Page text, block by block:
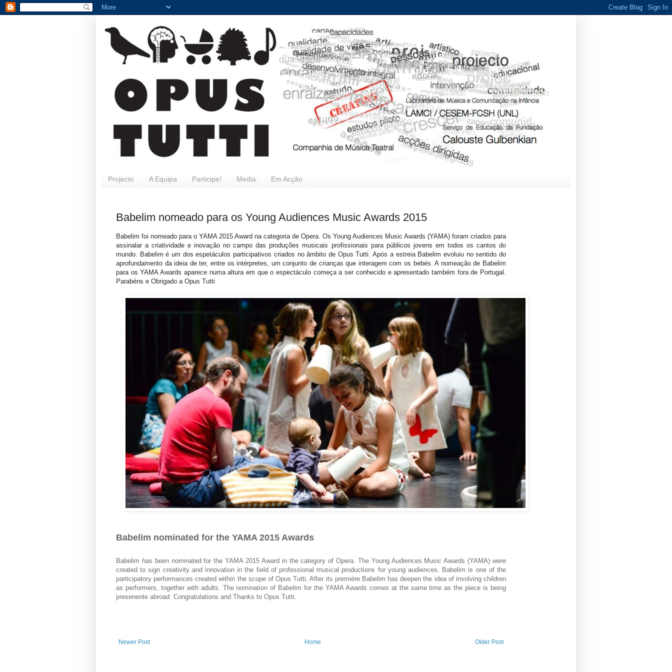
Projecto A Equipa Participe! Media Em Acção
Babelim nomeado para os Young Audiences Music Awards 2015
Babelim foi nomeado para o YAMA 2015 Award na categoria de Opera. Os Young Audiences Music Awards (YAMA) foram criados para
assinalar a criatividade e inovação no campo das produções musicais profissionais para públicos jovens em todos os cantos do
mundo. Babelim é um dos espetáculos participativos criados no âmbito de Opus Tutti. Após a estreia Babelim evoluiu no sentido do
aprofundamento da ideia de ter, entre os intérpretes, um conjunto de crianças que interagem com os bebés. A nomeação de Babelim
para os YAMA Awards aparece numa altura em que o espectáculo começa a ser conhecido e apresentado também fora de Portugal.
Parabéns e Obrigado a Opus Tutti
Babelim nominated for the YAMA 2015 Awards
Babelim has been nominated for the YAMA 2015 Award in the category of Opera. The Young Audiences Music Awards (YAMA) were
created to sign creativity and innovation in the field of professional musical productions for young audiences. Babelim is one of the
participatory performances created within the scope of Opus Tutti. After its premiére Babelim has deepen the idea of involving children
as performers, together with adults. The nomination of Babelim for the YAMA Awards comes at the same time as the piece is being
presenente abroad. Congratulations and Thanks to Opus Tutti.
Newer Post Older Post
Home